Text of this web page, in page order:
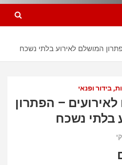
המושלם לאירוע בלתי נשכח
בידור ופנאי
לאירועים – הפתרון
בלתי נשכח